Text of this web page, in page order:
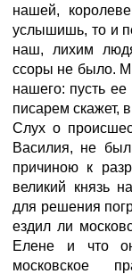
нашей,
услышишь, то и
наш, лихим
ссоры не было.
нашего: пусть
писарем скажет,
Слух о
Василия, не
причиною к
великий князь
для решения
ездил ли
Елене и что
московское